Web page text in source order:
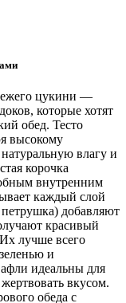
цукини —
которые хотят
обед. Тесто
высокому
влагу и
корочка
внутренним
каждый слой
добавляют
красивый
лучше всего
и
идеальны для
вкусом.
обеда с